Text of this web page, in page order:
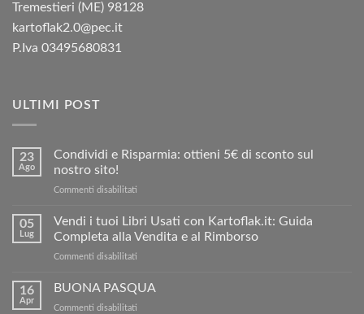
Tremestieri (ME) 98128
kartoflak2.0@pec.it
P.Iva 03495680831
ULTIMI POST
23
Ago
Condividi e Risparmia: ottieni 5€ di sconto sul
nostro sito!
Commenti disabilitati
e
Risparmia:
sconto
05
Lug
Vendi i tuoi Libri Usati con Kartoflak.it: Guida
Completa alla Vendita e al Rimborso
Commenti disabilitati
i
16
Apr
BUONA PASQUA
Commenti disabilitati